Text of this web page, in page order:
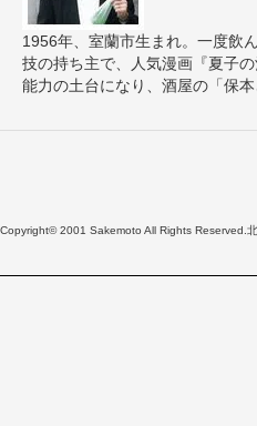
1956年、室蘭市生まれ。一度飲
技の持ち主で、人気漫画『夏子
能力の土台になり、酒屋の「保本
Copyright© 2001 Sakemoto All Rights Reserved.